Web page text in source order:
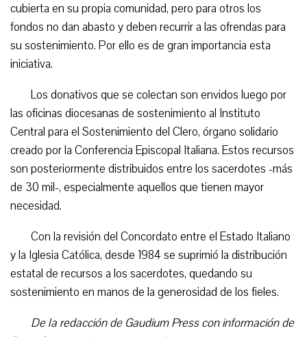
cubierta en su propia comunidad, pero para otros los
fondos no dan abasto y deben recurrir a las ofrendas para
su sostenimiento. Por ello es de gran importancia esta
iniciativa.
Los donativos que se colectan son envidos luego por
las oficinas diocesanas de sostenimiento al Instituto
Central para el Sostenimiento del Clero, órgano solidario
creado por la Conferencia Episcopal Italiana. Estos recursos
son posteriormente distribuidos entre los sacerdotes -más
de 30 mil-, especialmente aquellos que tienen mayor
necesidad.
Con la revisión del Concordato entre el Estado Italiano
y la Iglesia Católica, desde 1984 se suprimió la distribución
estatal de recursos a los sacerdotes, quedando su
sostenimiento en manos de la generosidad de los fieles.
De la redacción de Gaudium Press con información de